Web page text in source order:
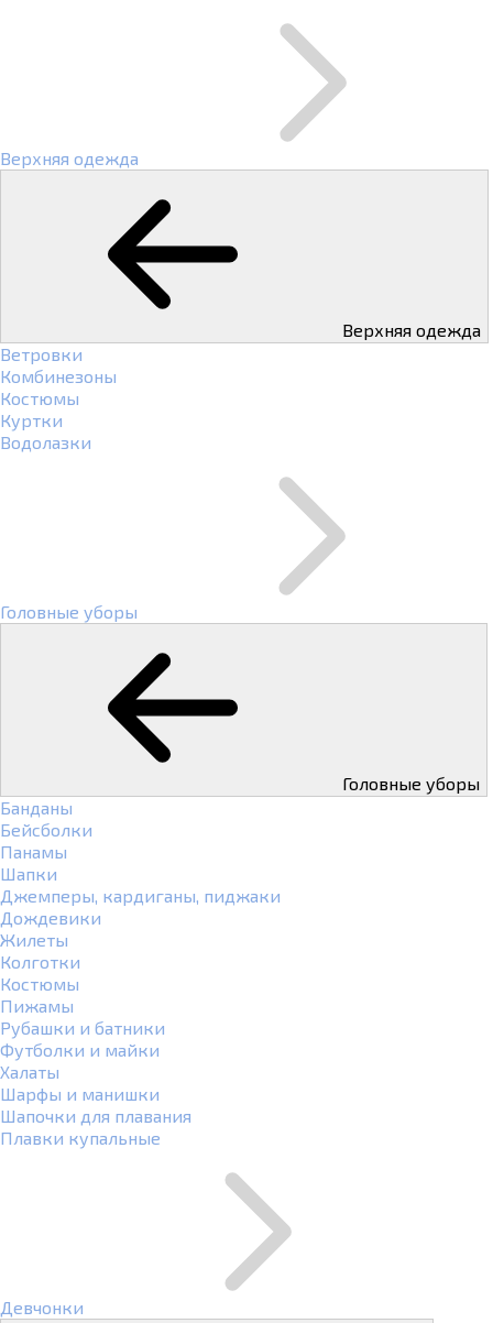
Верхняя одежда
Верхняя одежда
Ветровки
Комбинезоны
Костюмы
Куртки
Водолазки
Головные уборы
Головные уборы
Банданы
Бейсболки
Панамы
Шапки
Джемперы, кардиганы, пиджаки
Дождевики
Жилеты
Колготки
Костюмы
Пижамы
Рубашки и батники
Футболки и майки
Халаты
Шарфы и манишки
Шапочки для плавания
Плавки купальные
Девчонки